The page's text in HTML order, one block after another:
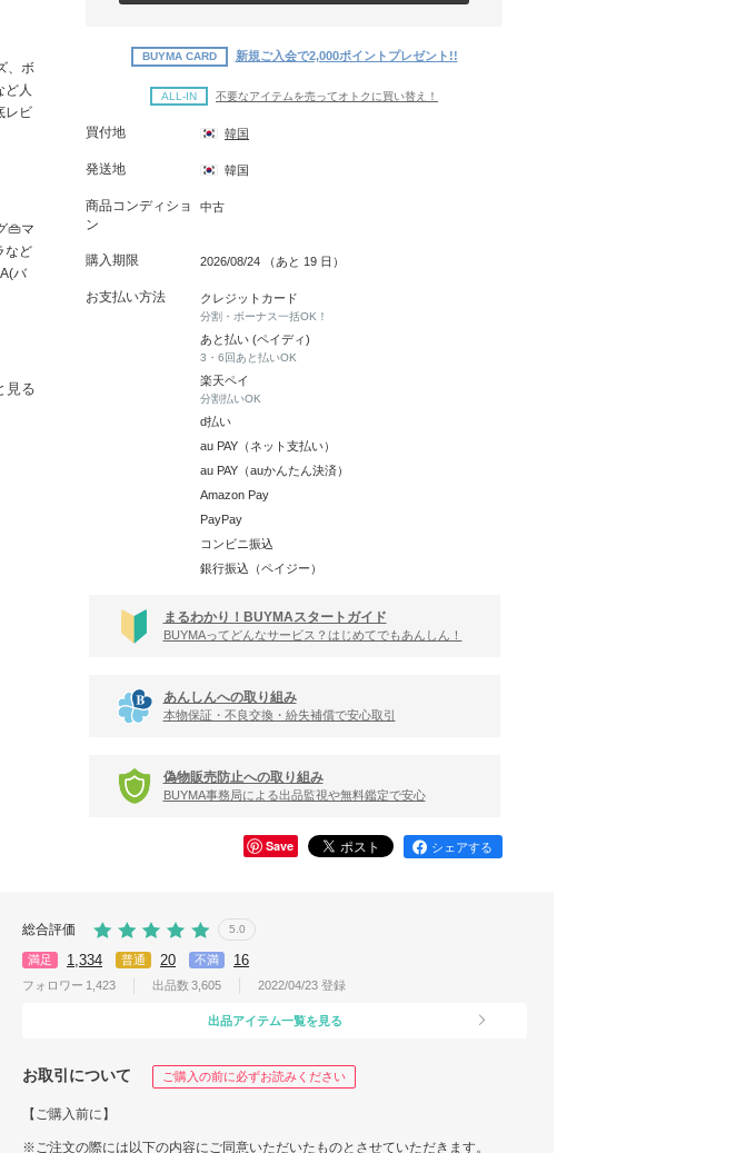
、ボ
ど人
レビ
👜マ
など
バ
見る
BUYMA CARD 新規ご入会で2,000ポイントプレゼント!!
ALL-IN 不要なアイテムを売ってオトクに買い替え！
買付地 韓国
発送地 韓国
商品コンディショ
ン
中古
購入期限 2026/08/24 （あと 19 日）
お支払い方法 クレジットカード
分割・ボーナス一括OK！
あと払い (ペイディ)
3・6回あと払いOK
楽天ペイ
分割払いOK
d払い
au PAY（ネット支払い）
au PAY（auかんたん決済）
Amazon Pay
PayPay
コンビニ振込
銀行振込（ペイジー）
まるわかり！BUYMAスタートガイド
BUYMAってどんなサービス？はじめてでもあんしん！
あんしんへの取り組み
本物保証・不良交換・紛失補償で安心取引
偽物販売防止への取り組み
BUYMA事務局による出品監視や無料鑑定で安心
Save シェアする
総合評価 5.0
満足 1,334 普通 20 不満 16
フォロワー 1,423 出品数 3,605 2022/04/23 登録
出品アイテム一覧を見る
お取引について ご購入の前に必ずお読みください
【ご購入前に】
※ご注文の際には以下の内容にご同意いただいたものとさせていただきます。